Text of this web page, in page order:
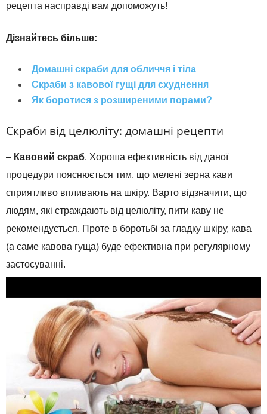
рецепта насправді вам допоможуть!
Дізнайтесь більше:
Домашні скраби для обличчя і тіла
Скраби з кавової гущі для схуднення
Як боротися з розширеними порами?
Скраби від целюліту: домашні рецепти
– Кавовий скраб. Хороша ефективність від даної
процедури пояснюється тим, що мелені зерна кави
сприятливо впливають на шкіру. Варто відзначити, що
людям, які страждають від целюліту, пити каву не
рекомендується. Проте в боротьбі за гладку шкіру, кава
(а саме кавова гуща) буде ефективна при регулярному
застосуванні.